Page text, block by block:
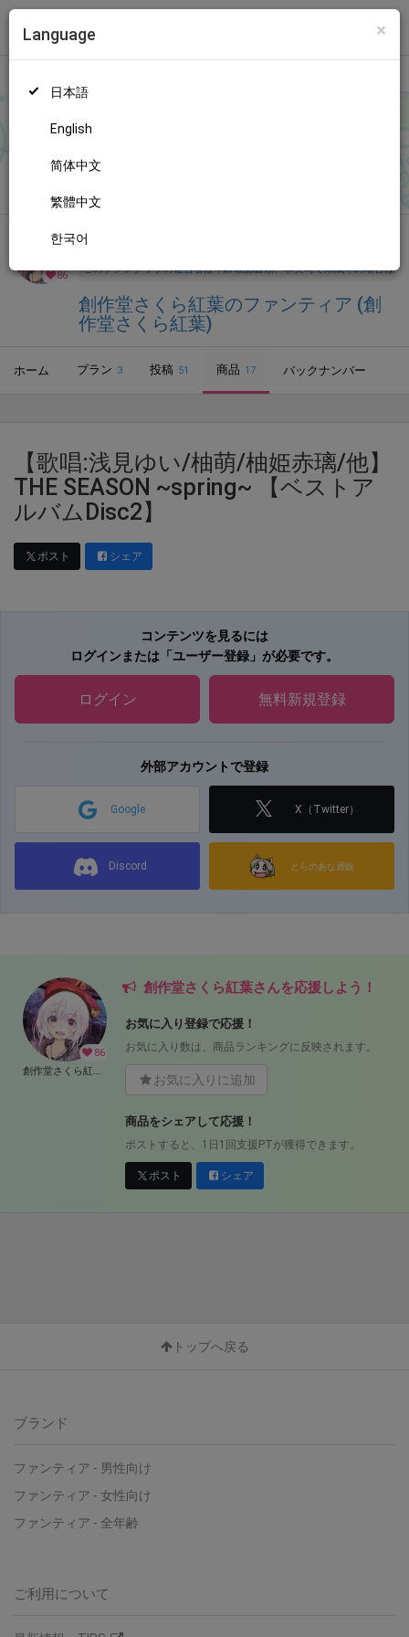
トップ
×
Language
日本語
English
简体中文
繁體中文
한국어
86人のファン
品の紹介をします！
86
全年齢向け
このファンクラブの運営者は年齢確認書類、非実写で未成年の場合は
創作堂さくら紅葉のファンティア (創
作堂さくら紅葉)
ホーム プラン 3 投稿 51 商品 17 バックナンバー
【歌唱:浅見ゆい/柚萌/柚姫赤璃/他】
THE SEASON ~spring~ 【ベストア
ルバムDisc2】
ポスト シェア
コンテンツを見るには
ログインまたは「ユーザー登録」が必要です。
ログイン 無料新規登録
外部アカウントで登録
Google X（Twitter）
Discord とらのあな通販
86
創作堂さくら紅葉のファンティア
創作堂さくら紅葉さんを応援しよう！
お気に入り登録で応援！
お気に入り数は、商品ランキングに反映されます。
お気に入りに追加
商品をシェアして応援！
ポストすると、1日1回支援PTが獲得できます。
ポスト シェア
トップへ戻る
ブランド
ファンティア - 男性向け
ファンティア - 女性向け
ファンティア - 全年齢
ご利用について